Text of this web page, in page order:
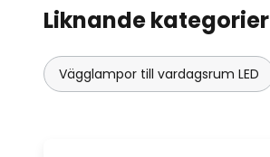
Liknande kategorier
Vägglampor till vardagsrum LED